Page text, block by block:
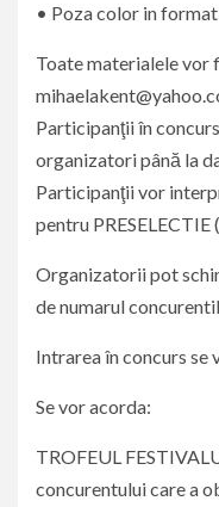
• Poza color in
Toate materialele vor
Participanţii în
organizatori până la
Participanţii vor
pentru
Organizatorii pot
de numarul
Intrarea în concurs se
Se vor acorda:
TROFEUL
concurentului care a